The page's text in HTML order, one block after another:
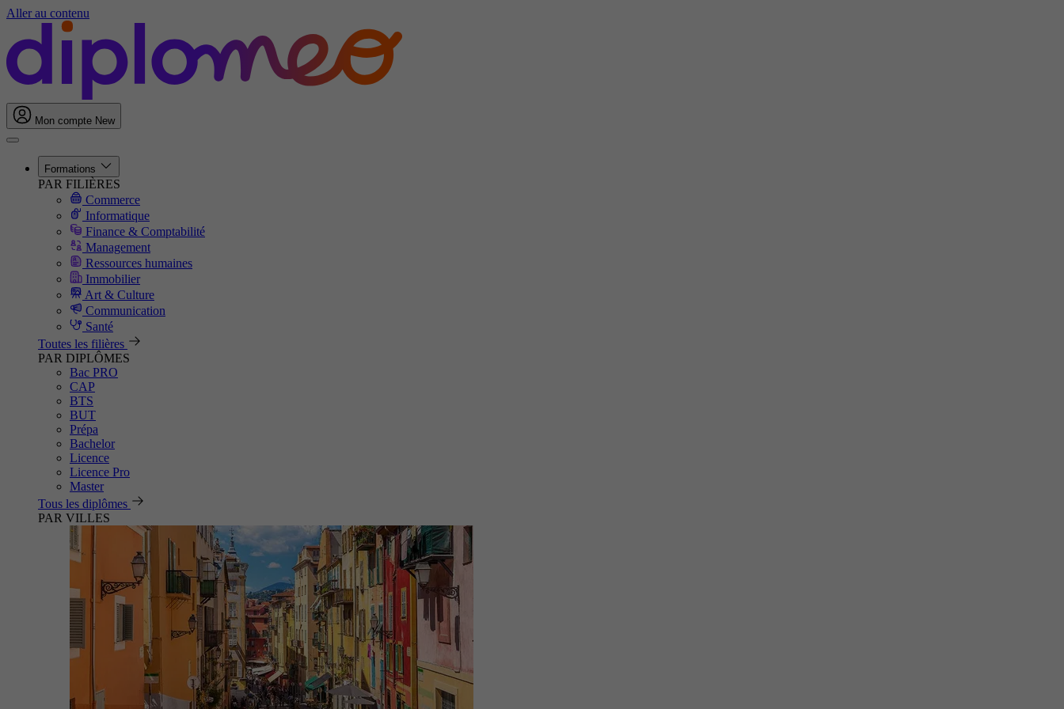
Aller au contenu
Mon compte New
Formations
PAR FILIÈRES
Commerce
Informatique
Finance & Comptabilité
Management
Ressources humaines
Immobilier
Art & Culture
Communication
Santé
Toutes les filières
PAR DIPLÔMES
Bac PRO
CAP
BTS
BUT
Prépa
Bachelor
Licence
Licence Pro
Master
Tous les diplômes
PAR VILLES